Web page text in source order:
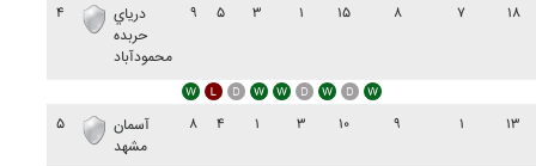
۴
درياي
حربده
محمودآباد
۹ ۵ ۳ ۱ ۱۵ ۸ ۷ ۱۸
۵
آسمان
مشهد
۸ ۴ ۱ ۳ ۱۰ ۹ ۱ ۱۳